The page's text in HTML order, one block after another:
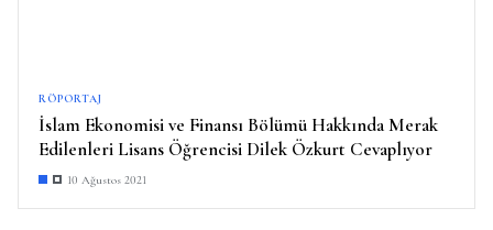
RÖPORTAJ
İslam Ekonomisi ve Finansı Bölümü Hakkında Merak
Edilenleri Lisans Öğrencisi Dilek Özkurt Cevaplıyor
10 Ağustos 2021